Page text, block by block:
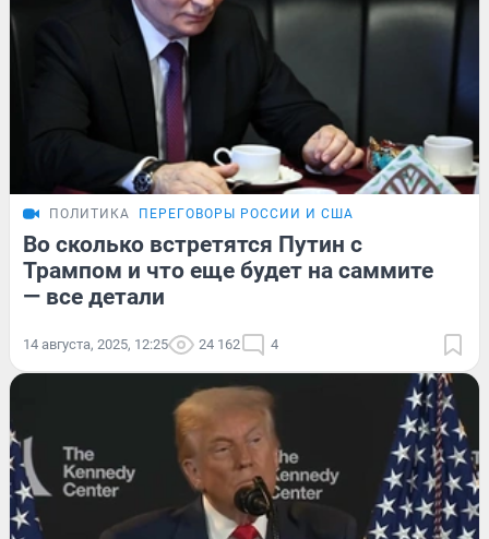
ПОЛИТИКА ПЕРЕГОВОРЫ РОССИИ И США
Во сколько встретятся Путин с
Трампом и что еще будет на саммите
— все детали
14 августа, 2025, 12:25 24 162 4